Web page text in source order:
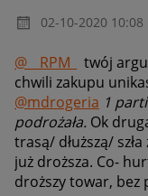
‎02-10-2020 10:08
@__RPM_
twój
chwili zakupu
@mdrogeria 1
podrożała. Ok
trasą/ dłuższą/
już droższa. Co-
droższy towar, bez